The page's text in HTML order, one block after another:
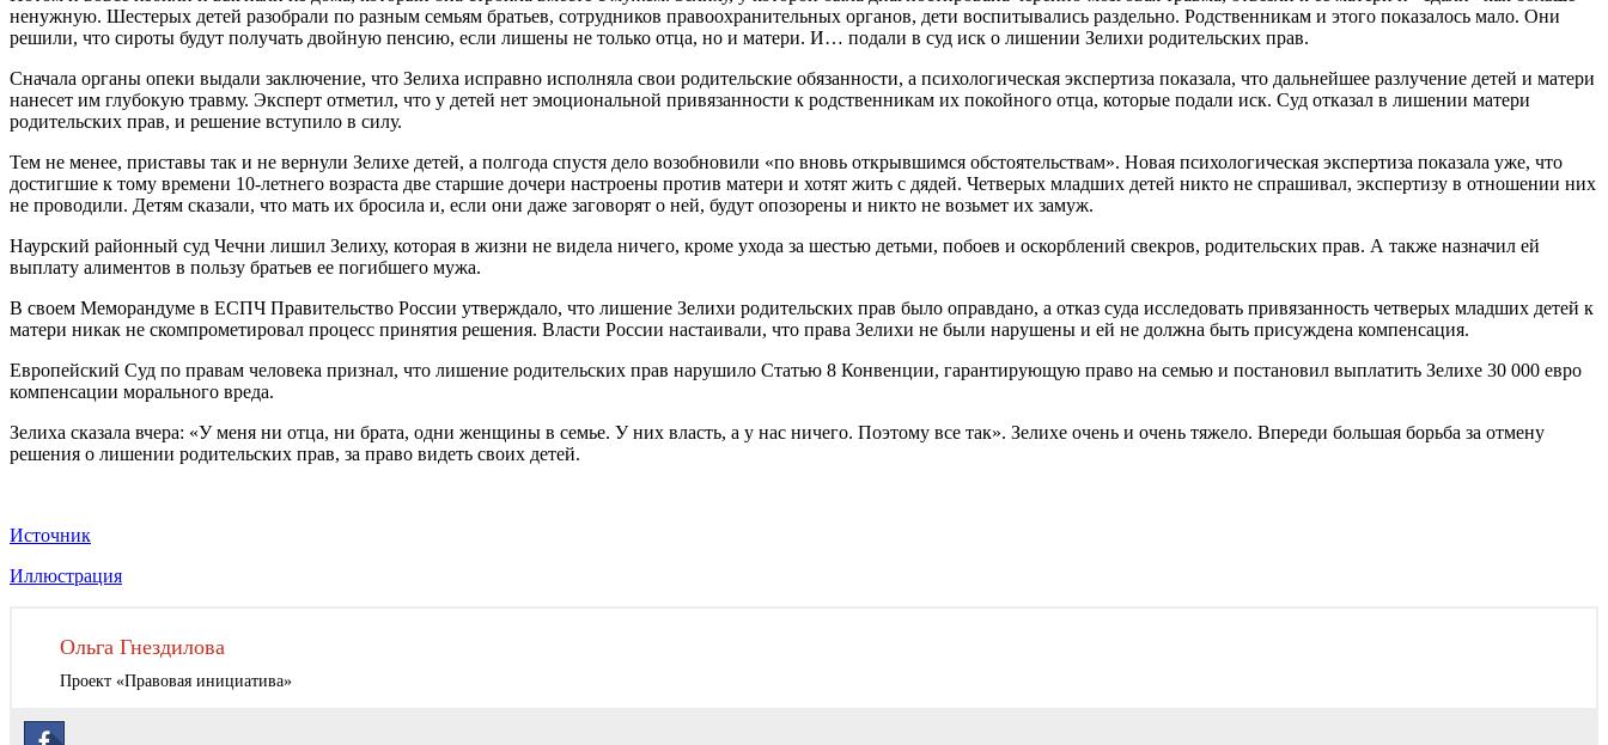
ненужную. Шестерых детей разобрали по разным семьям братьев, сотрудников правоохранительных органов, дети воспитывались раздельно. Родственникам и этого показалось мало. Они
решили, что сироты будут получать двойную пенсию, если лишены не только отца, но и матери. И… подали в суд иск о лишении Зелихи родительских прав.
Сначала органы опеки выдали заключение, что Зелиха исправно исполняла свои родительские обязанности, а психологическая экспертиза показала, что дальнейшее разлучение детей и матери
нанесет им глубокую травму. Эксперт отметил, что у детей нет эмоциональной привязанности к родственникам их покойного отца, которые подали иск. Суд отказал в лишении матери
родительских прав, и решение вступило в силу.
Тем не менее, приставы так и не вернули Зелихе детей, а полгода спустя дело возобновили «по вновь открывшимся обстоятельствам». Новая психологическая экспертиза показала уже, что
достигшие к тому времени 10-летнего возраста две старшие дочери настроены против матери и хотят жить с дядей. Четверых младших детей никто не спрашивал, экспертизу в отношении них
не проводили. Детям сказали, что мать их бросила и, если они даже заговорят о ней, будут опозорены и никто не возьмет их замуж.
Наурский районный суд Чечни лишил Зелиху, которая в жизни не видела ничего, кроме ухода за шестью детьми, побоев и оскорблений свекров, родительских прав. А также назначил ей
выплату алиментов в пользу братьев ее погибшего мужа.
В своем Меморандуме в ЕСПЧ Правительство России утверждало, что лишение Зелихи родительских прав было оправдано, а отказ суда исследовать привязанность четверых младших детей к
матери никак не скомпрометировал процесс принятия решения. Власти России настаивали, что права Зелихи не были нарушены и ей не должна быть присуждена компенсация.
Европейский Суд по правам человека признал, что лишение родительских прав нарушило Статью 8 Конвенции, гарантирующую право на семью и постановил выплатить Зелихе 30 000 евро
компенсации морального вреда.
Зелиха сказала вчера: «У меня ни отца, ни брата, одни женщины в семье. У них власть, а у нас ничего. Поэтому все так». Зелихе очень и очень тяжело. Впереди большая борьба за отмену
решения о лишении родительских прав, за право видеть своих детей.
Источник
Иллюстрация
Ольга Гнездилова
Проект «Правовая инициатива»